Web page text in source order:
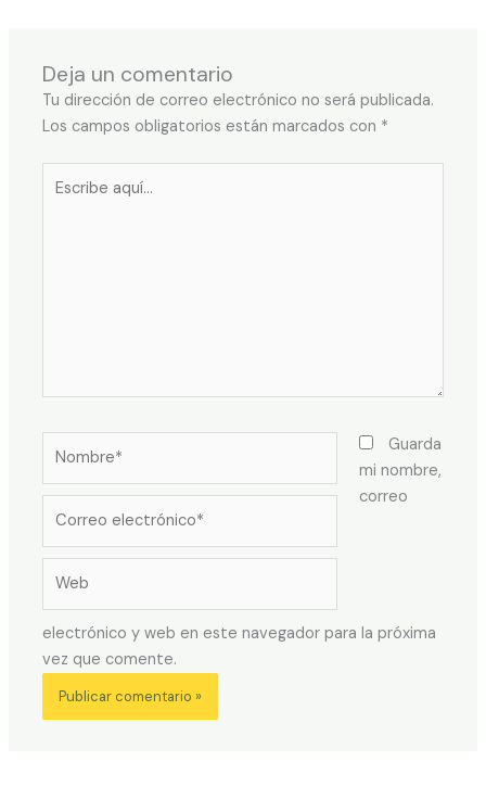
Deja un comentario
Tu dirección de correo electrónico no será publicada.
Los campos obligatorios están marcados con *
electrónico*
Guarda
mi nombre,
correo
electrónico y web en este navegador para la próxima
vez que comente.